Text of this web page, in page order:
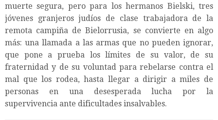
muerte segura, pero para los hermanos Bielski, tres
jóvenes granjeros judíos de clase trabajadora de la
remota campiña de Bielorrusia, se convierte en algo
más: una llamada a las armas que no pueden ignorar,
que pone a prueba los límites de su valor, de su
fraternidad y de su voluntad para rebelarse contra el
mal que los rodea, hasta llegar a dirigir a miles de
personas en una desesperada lucha por la
supervivencia ante dificultades insalvables.